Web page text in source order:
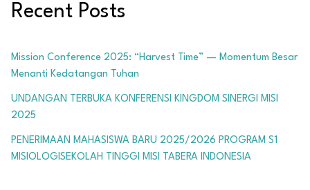
Recent Posts
Mission Conference 2025: “Harvest Time” — Momentum Besar
Menanti Kedatangan Tuhan
UNDANGAN TERBUKA KONFERENSI KINGDOM SINERGI MISI
2025
PENERIMAAN MAHASISWA BARU 2025/2026 PROGRAM S1
MISIOLOGISEKOLAH TINGGI MISI TABERA INDONESIA